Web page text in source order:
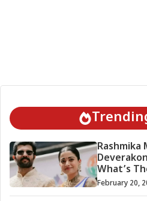
Rashmika
What’s
February 20,